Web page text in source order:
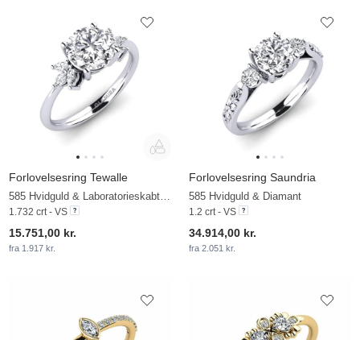
Forlovelsesring Tewalle
1.732 crt - VS
15.751,00 kr.
fra 1.917 kr.
Forlovelsesring Saundria
585 Hvidguld & Diamant
1.2 crt - VS
34.914,00 kr.
fra 2.051 kr.